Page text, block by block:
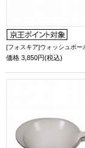
[フォスキア]ウォッシュボー
価格 3,850円(税込)